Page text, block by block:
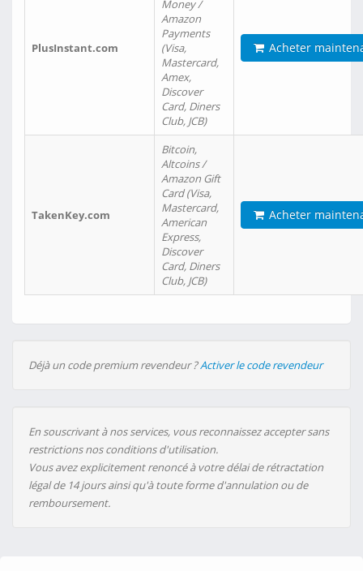
PlusInstant.com
Money /
Amazon
Payments
(Visa,
Mastercard,
Amex,
Discover
Card, Diners
Club, JCB)
Acheter
TakenKey.com
Bitcoin,
Altcoins /
Amazon Gift
Card (Visa,
Mastercard,
American
Express,
Discover
Card, Diners
Club, JCB)
Acheter
Déjà un code premium revendeur ?Activer le code revendeur
En souscrivant à nos services, vous reconnaissez accepter sans
restrictions nos conditions d'utilisation.
Vous avez explicitement renoncé à votre délai de rétractation
légal de 14 jours ainsi qu'à toute forme d'annulation ou de
remboursement.